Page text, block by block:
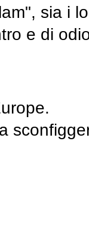
sia i
e di